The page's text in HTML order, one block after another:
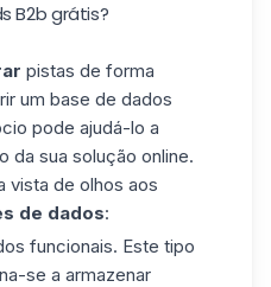
B2b grátis?
pistas de forma
um base de dados
pode ajudá-lo a
da sua solução online.
vista de olhos aos
de dados:
funcionais. Este tipo
se a armazenar